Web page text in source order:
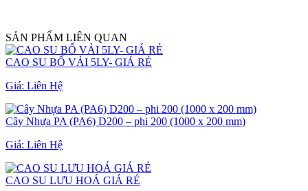
SẢN PHẨM LIÊN QUAN
CAO SU BỐ VẢI 5LY- GIÁ RẺ
Giá: Liên Hệ
Cây Nhựa PA (PA6) D200 – phi 200 (1000 x 200 mm)
Giá: Liên Hệ
CAO SU LƯU HOÁ GIÁ RẺ